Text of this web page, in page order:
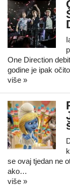
One Direction
godine je ipak
više »
se ovaj tjedan ne
ako…
više »